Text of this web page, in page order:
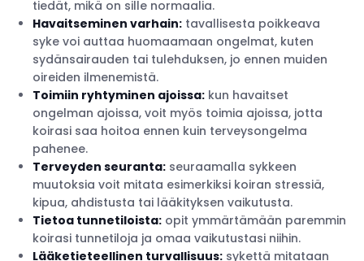
tiedät, mikä on sille normaalia.
Havaitseminen varhain: tavallisesta poikkeava
syke voi auttaa huomaamaan ongelmat, kuten
sydänsairauden tai tulehduksen, jo ennen muiden
oireiden ilmenemistä.
Toimiin ryhtyminen ajoissa: kun havaitset
ongelman ajoissa, voit myös toimia ajoissa, jotta
koirasi saa hoitoa ennen kuin terveysongelma
pahenee.
Terveyden seuranta: seuraamalla sykkeen
muutoksia voit mitata esimerkiksi koiran stressiä,
kipua, ahdistusta tai lääkityksen vaikutusta.
Tietoa tunnetiloista: opit ymmärtämään paremmin
koirasi tunnetiloja ja omaa vaikutustasi niihin.
Lääketieteellinen turvallisuus: sykettä mitataan